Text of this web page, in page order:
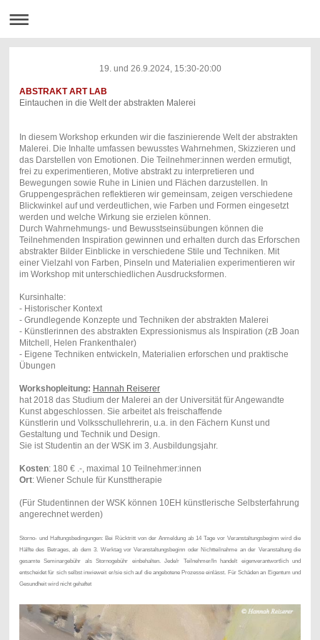
19. und 26.9.2024, 15:30-20:00
ABSTRAKT ART LAB
Eintauchen in die Welt der abstrakten Malerei
In diesem Workshop erkunden wir die faszinierende Welt der abstrakten
Malerei. Die Inhalte umfassen bewusstes Wahrnehmen, Skizzieren und
das Darstellen von Emotionen. Die Teilnehmer:innen werden ermutigt,
frei zu experimentieren, Motive abstrakt zu interpretieren und
Bewegungen sowie Ruhe in Linien und Flächen darzustellen. In
Gruppengesprächen reflektieren wir gemeinsam, zeigen verschiedene
Blickwinkel auf und verdeutlichen, wie Farben und Formen eingesetzt
werden und welche Wirkung sie erzielen können.
Durch Wahrnehmungs- und Bewusstseinsübungen können die
Teilnehmenden Inspiration gewinnen und erhalten durch das Erforschen
abstrakter Bilder Einblicke in verschiedene Stile und Techniken. Mit
einer Vielzahl von Farben, Pinseln und Materialien experimentieren wir
im Workshop mit unterschiedlichen Ausdrucksformen.
Kursinhalte:
- Historischer Kontext
- Grundlegende Konzepte und Techniken der abstrakten Malerei
- Künstlerinnen des abstrakten Expressionismus als Inspiration (zB Joan
Mitchell, Helen Frankenthaler)
- Eigene Techniken entwickeln, Materialien erforschen und praktische
Übungen
Workshopleitung: Hannah Reiserer
hat 2018 das Studium der Malerei an der Universität für Angewandte
Kunst abgeschlossen. Sie arbeitet als freischaffende
Künstlerin und Volksschullehrerin, u.a. in den Fächern Kunst und
Gestaltung und Technik und Design.
Sie ist Studentin an der WSK im 3. Ausbildungsjahr.
Kosten: 180 € .-, maximal 10 Teilnehmer:innen
Ort: Wiener Schule für Kunsttherapie
(Für Studentinnen der WSK können 10EH künstlerische Selbsterfahrung
angerechnet werden)
Storno- und Haftungsbedingungen: Bei Rücktritt von der Anmeldung ab 14 Tage vor Veranstaltungsbeginn wird die
Hälfte des Betrages, ab dem 3. Werktag vor Veranstaltungsbeginn oder Nichtteilnahme an der Veranstaltung die
gesamte Seminargebühr als Stornogebühr einbehalten. Jede/r Teilnehmer/In handelt eigenverantwortlich und
entscheidet für sich selbst inwieweit er/sie sich auf die angebotene Prozesse einlässt. Für Schäden an Eigentum und
Gesundheit wird nicht gehaftet